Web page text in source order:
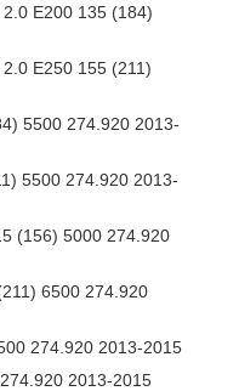
E200 135 (184)
E250 155 (211)
5500 274.920 2013-
5500 274.920 2013-
(156) 5000 274.920
6500 274.920
274.920 2013-2015
2013-2015